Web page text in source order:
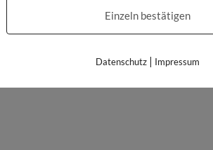
Einzeln bestätigen
Datenschutz | Impressum